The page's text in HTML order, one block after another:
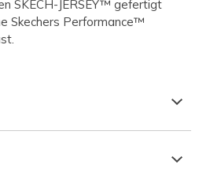
SKECH-JERSEY™ gefertigt
Skechers Performance™